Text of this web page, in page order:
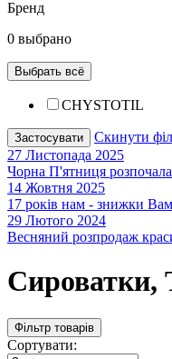
Бренд
0 выбрано
Выбрать всё
CHYSTOTIL
Застосувати
Скинути
27 Листопада 2025
Чорна П'ятниця
14 Жовтня 2025
17 років нам - знижки
29 Лютого 2024
Весняний розпродаж
Сироватки,
Фільтр товарів
Сортувати: